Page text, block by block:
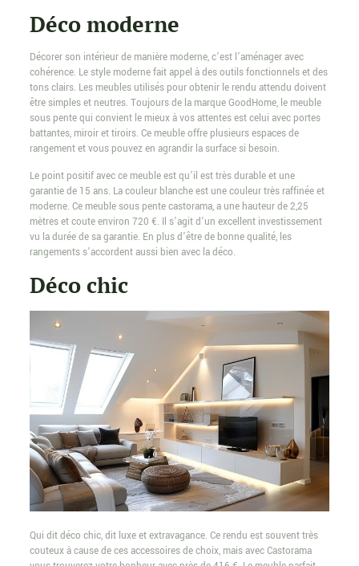
Déco moderne
Décorer son intérieur de manière moderne, c’est l’aménager avec
cohérence. Le style moderne fait appel à des outils fonctionnels et des
tons clairs. Les meubles utilisés pour obtenir le rendu attendu doivent
être simples et neutres. Toujours de la marque GoodHome, le meuble
sous pente qui convient le mieux à vos attentes est celui avec portes
battantes, miroir et tiroirs. Ce meuble offre plusieurs espaces de
rangement et vous pouvez en agrandir la surface si besoin.
Le point positif avec ce meuble est qu’il est très durable et une
garantie de 15 ans. La couleur blanche est une couleur très raffinée et
moderne. Ce meuble sous pente castorama, a une hauteur de 2,25
mètres et coute environ 720 €. Il s’agit d’un excellent investissement
vu la durée de sa garantie. En plus d’être de bonne qualité, les
rangements s’accordent aussi bien avec la déco.
Déco chic
Qui dit déco chic, dit luxe et extravagance. Ce rendu est souvent très
couteux à cause de ces accessoires de choix, mais avec Castorama